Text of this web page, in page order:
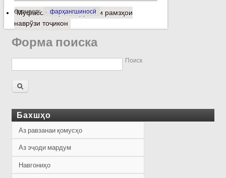
барчасп: фарҳангшиносӣ
Муфассалтаро Баррасии рамзҳои
наврўзи тоҷикон
Форма поиска
Поиск
Бахшҳо
Аз равзанаи қомусҳо
Аз эҷоди мардум
Навгониҳо